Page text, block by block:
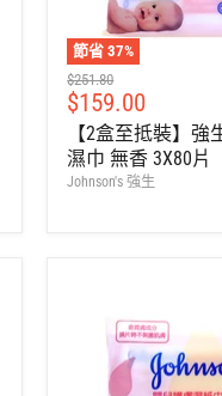
節省37%
建
議
零
售
價
$251.80
售
價
$159.00
【2盒至抵裝】強
濕巾 無香 3X80片
Johnson's 強生